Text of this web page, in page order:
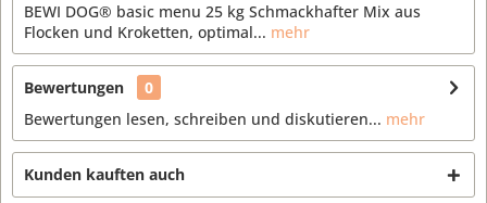
BEWI DOG® basic menu 25 kg Schmackhafter Mix aus
Flocken und Kroketten, optimal... mehr
Bewertungen
0
Bewertungen lesen, schreiben und diskutieren... mehr
Kunden kauften auch